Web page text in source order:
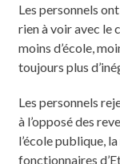
Les personnels
rien à voir avec le
moins d’école,
toujours plus
Les personnels
à l’opposé des
l’école publique,
fonctionnaires